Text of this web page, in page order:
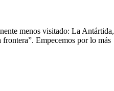
menos visitado: La Antártida,
Empecemos por lo más